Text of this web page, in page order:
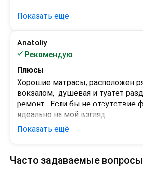
Показать ещё
Anatoliy
Рекомендую
Плюсы
Хорошие матрасы, расположен
вокзалом,  душевая и туатет
ремонт.  Если бы не отсутствие
идеально на мой взгляд.
Минусы
челябинске вода из под крана как
Показать ещё
Часто задаваемые вопросы